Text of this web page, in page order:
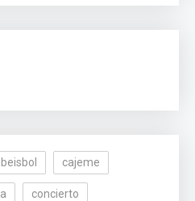
beisbol cajeme
concierto